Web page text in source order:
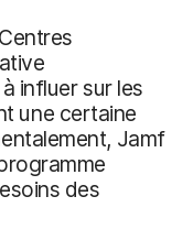
influer sur les
une certaine
Jamf
des